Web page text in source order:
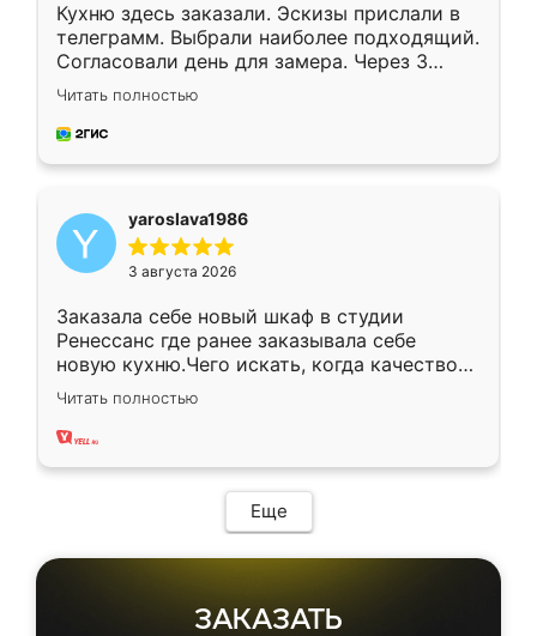
Кухню здесь заказали. Эскизы прислали в
телеграмм. Выбрали наиболее подходящий.
Согласовали день для замера. Через 3
недели кухня была уже готова. Остались
довольны работой. Спасибо Ренессанс
мебель за качественную работу!
Читать полностью
yaroslava1986
3 августа 2026
Заказала себе новый шкаф в студии
Ренессанс где ранее заказывала себе
новую кухню.Чего искать, когда качеством
вполне довольна. Служит кухня уже почти
два года, нареканий нет.
Читать полностью
Еще
ЗАКАЗАТЬ